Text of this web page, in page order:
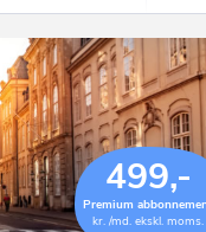
499,-
Premium
kr. /md. ekskl. moms.